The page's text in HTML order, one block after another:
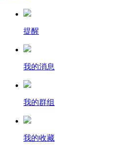
提醒
我的消息
我的群组
我的收藏